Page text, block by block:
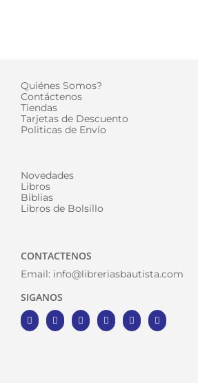
Quiénes Somos?
Contáctenos
Tiendas
Tarjetas de Descuento
Politicas de Envío
Novedades
Libros
Biblias
Libros de Bolsillo
CONTACTENOS
Email: info@libreriasbautista.com
SIGANOS